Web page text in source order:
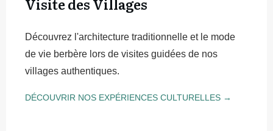
Découvrez l'architecture traditionnelle et le mode
de vie berbère lors de visites guidées de nos
villages authentiques.
DÉCOUVRIR NOS EXPÉRIENCES CULTURELLES →